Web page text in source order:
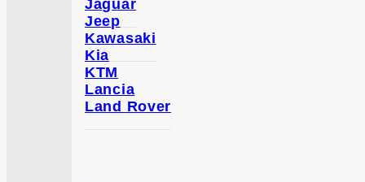
Jaguar
Jeep
Kawasaki
Kia
KTM
Lancia
Land Rover